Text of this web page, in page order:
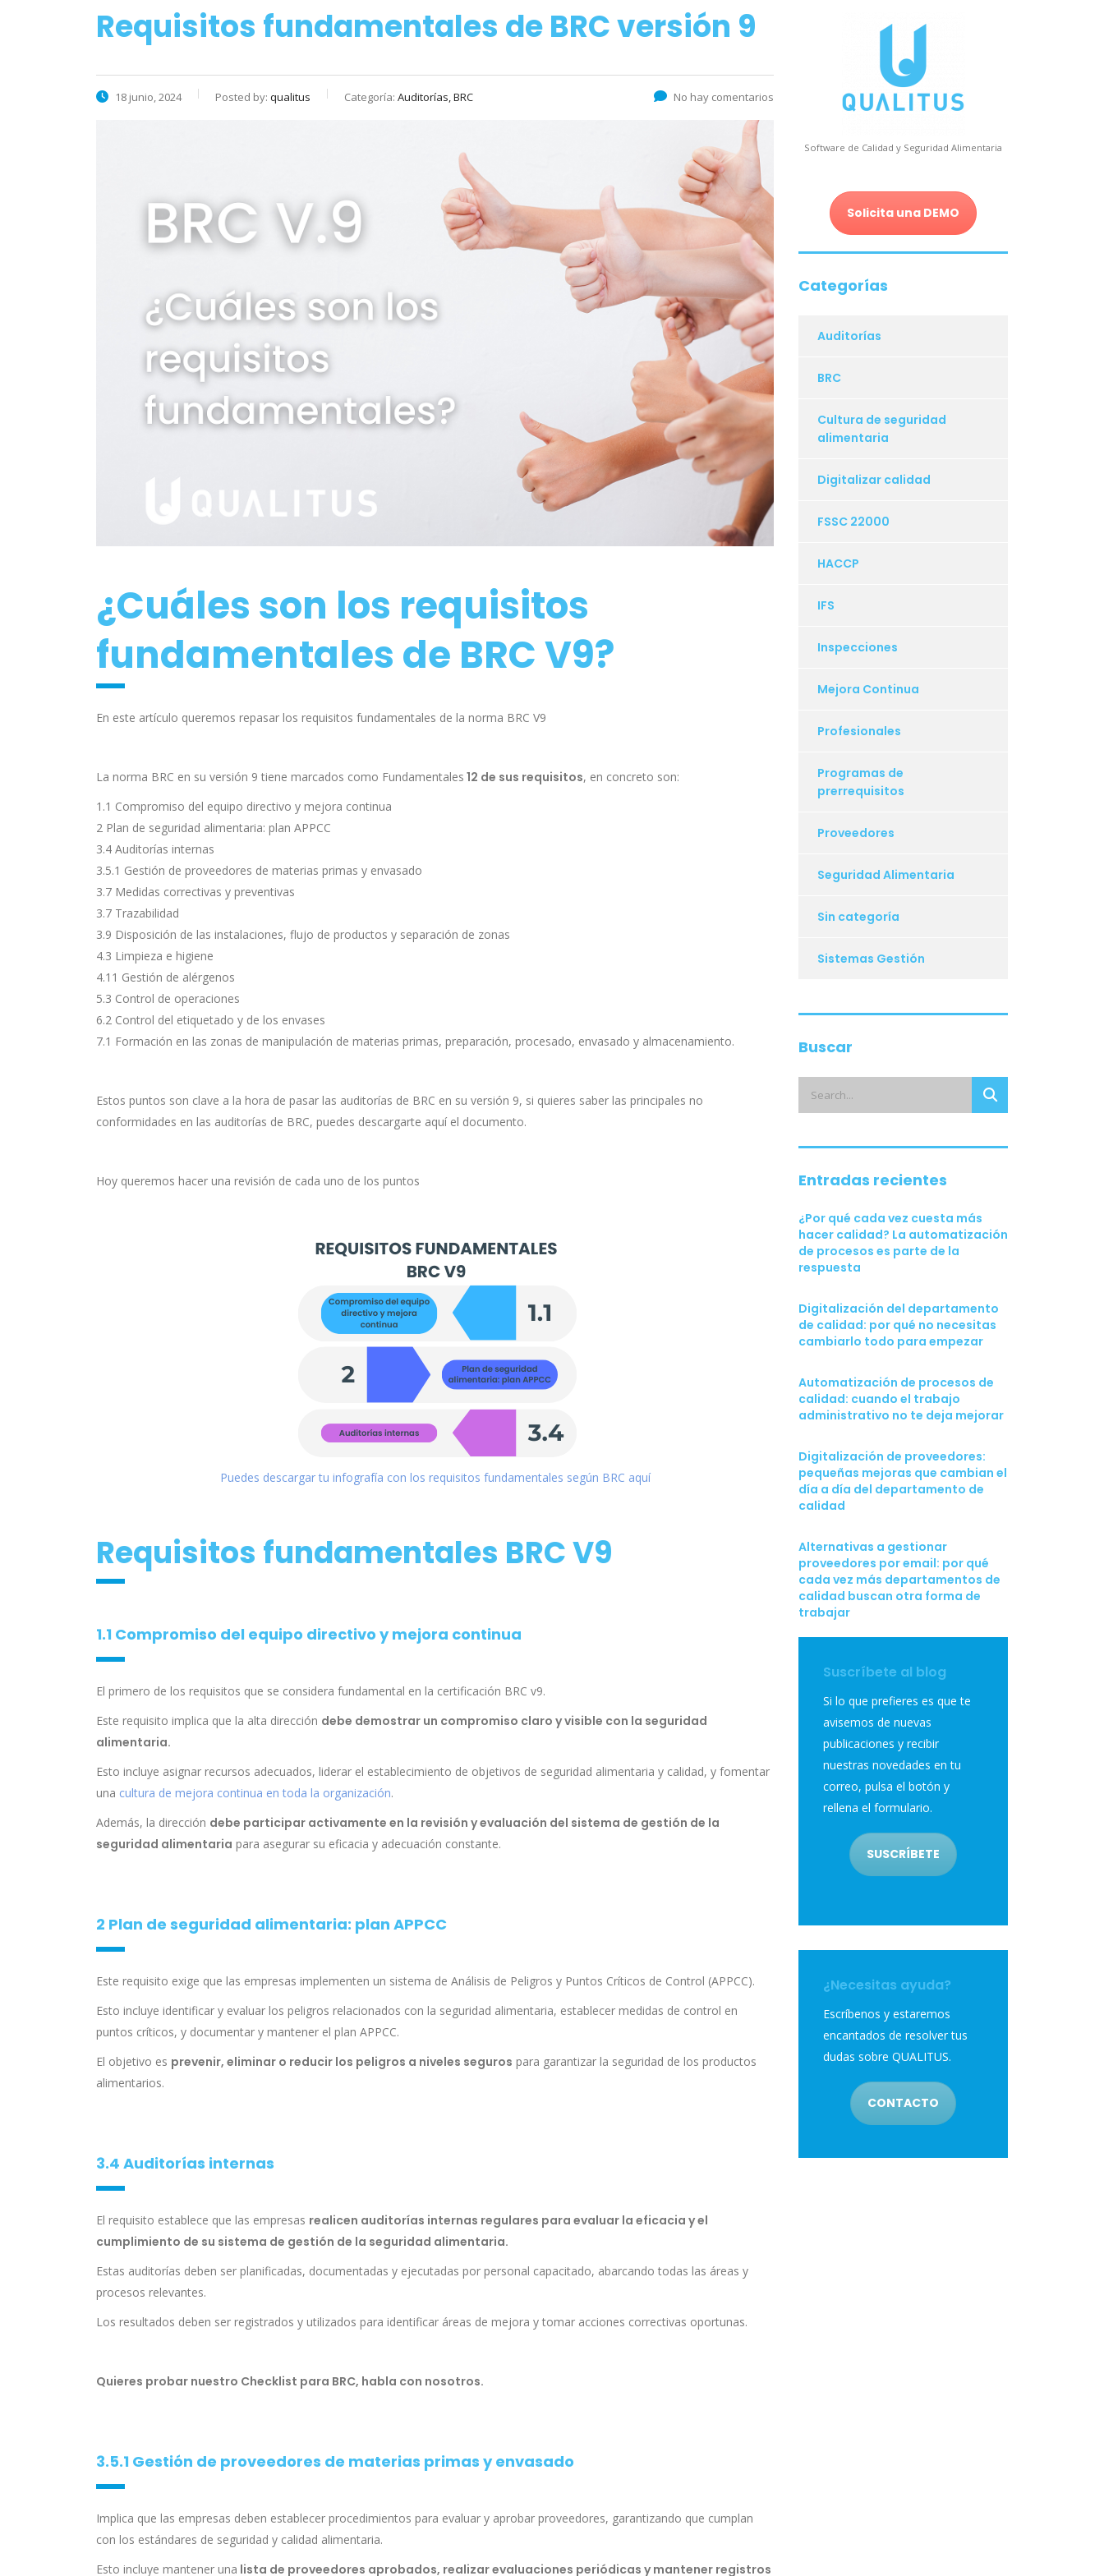
Requisitos fundamentales de BRC versión 9
18 junio, 2024 Posted by: qualitus Categoría: Auditorías, BRC No hay comentarios
¿Cuáles son los requisitos
fundamentales de BRC V9?
En este artículo queremos repasar los requisitos fundamentales de la norma BRC V9
La norma BRC en su versión 9 tiene marcados como Fundamentales 12 de sus requisitos, en concreto son:
1.1 Compromiso del equipo directivo y mejora continua
2 Plan de seguridad alimentaria: plan APPCC
3.4 Auditorías internas
3.5.1 Gestión de proveedores de materias primas y envasado
3.7 Medidas correctivas y preventivas
3.7 Trazabilidad
3.9 Disposición de las instalaciones, flujo de productos y separación de zonas
4.3 Limpieza e higiene
4.11 Gestión de alérgenos
5.3 Control de operaciones
6.2 Control del etiquetado y de los envases
7.1 Formación en las zonas de manipulación de materias primas, preparación, procesado, envasado y almacenamiento.
Estos puntos son clave a la hora de pasar las auditorías de BRC en su versión 9, si quieres saber las principales no
conformidades en las auditorías de BRC, puedes descargarte aquí el documento.
Hoy queremos hacer una revisión de cada uno de los puntos
Puedes descargar tu infografía con los requisitos fundamentales según BRC aquí
Requisitos fundamentales BRC V9
1.1 Compromiso del equipo directivo y mejora continua
El primero de los requisitos que se considera fundamental en la certificación BRC v9.
Este requisito implica que la alta dirección debe demostrar un compromiso claro y visible con la seguridad
alimentaria.
Esto incluye asignar recursos adecuados, liderar el establecimiento de objetivos de seguridad alimentaria y calidad, y fomentar
una cultura de mejora continua en toda la organización.
Además, la dirección debe participar activamente en la revisión y evaluación del sistema de gestión de la
seguridad alimentaria para asegurar su eficacia y adecuación constante.
2 Plan de seguridad alimentaria: plan APPCC
Este requisito exige que las empresas implementen un sistema de Análisis de Peligros y Puntos Críticos de Control (APPCC).
Esto incluye identificar y evaluar los peligros relacionados con la seguridad alimentaria, establecer medidas de control en
puntos críticos, y documentar y mantener el plan APPCC.
El objetivo es prevenir, eliminar o reducir los peligros a niveles seguros para garantizar la seguridad de los productos
alimentarios.
3.4 Auditorías internas
El requisito establece que las empresas realicen auditorías internas regulares para evaluar la eficacia y el
cumplimiento de su sistema de gestión de la seguridad alimentaria.
Estas auditorías deben ser planificadas, documentadas y ejecutadas por personal capacitado, abarcando todas las áreas y
procesos relevantes.
Los resultados deben ser registrados y utilizados para identificar áreas de mejora y tomar acciones correctivas oportunas.
Quieres probar nuestro Checklist para BRC, habla con nosotros.
3.5.1 Gestión de proveedores de materias primas y envasado
Implica que las empresas deben establecer procedimientos para evaluar y aprobar proveedores, garantizando que cumplan
con los estándares de seguridad y calidad alimentaria.
Esto incluye mantener una lista de proveedores aprobados, realizar evaluaciones periódicas y mantener registros
Software de Calidad y Seguridad Alimentaria
Solicita una DEMO
Categorías
Auditorías
BRC
Cultura de seguridad
alimentaria
Digitalizar calidad
FSSC 22000
HACCP
IFS
Inspecciones
Mejora Continua
Profesionales
Programas de
prerrequisitos
Proveedores
Seguridad Alimentaria
Sin categoría
Sistemas Gestión
Buscar
Entradas recientes
¿Por qué cada vez cuesta más
hacer calidad? La automatización
de procesos es parte de la
respuesta
Digitalización del departamento
de calidad: por qué no necesitas
cambiarlo todo para empezar
Automatización de procesos de
calidad: cuando el trabajo
administrativo no te deja mejorar
Digitalización de proveedores:
pequeñas mejoras que cambian el
día a día del departamento de
calidad
Alternativas a gestionar
proveedores por email: por qué
cada vez más departamentos de
calidad buscan otra forma de
trabajar
Suscríbete al blog
Si lo que prefieres es que te
avisemos de nuevas
publicaciones y recibir
nuestras novedades en tu
correo, pulsa el botón y
rellena el formulario.
SUSCRÍBETE
¿Necesitas ayuda?
Escríbenos y estaremos
encantados de resolver tus
dudas sobre QUALITUS.
CONTACTO